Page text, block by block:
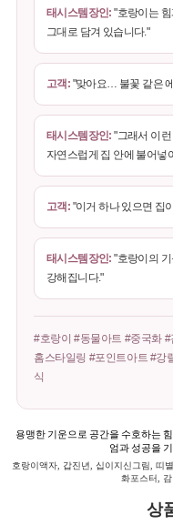
태시스템장인: "호랑이는
그대로 담겨 있습니다."
고객: "맞아요… 불꽃 같은
태시스템장인: "그래서 이
자연스럽게 집 안에 불어넣
고객: "이거 하나 있으면 집
태시스템장인: "호랑이의
강해집니다."
#호랑이 #동물아트 #중국화
홈스타일링 #포인트아트 #강
식
용맹한 기운으로 공간을 수호하는
엄과 성공을
호랑이액자, 갑진년, 십이지신그림, 띠
화포스터,
상